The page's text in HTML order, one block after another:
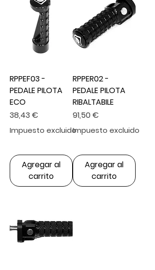
RPPEF03 -
PEDALE PILOTA
ECO
Precio
38,43 €
Impuesto excluido
Agregar al
carrito
RPPER02 -
PEDALE PILOTA
RIBALTABILE
Precio
91,50 €
Impuesto excluido
Agregar al
carrito